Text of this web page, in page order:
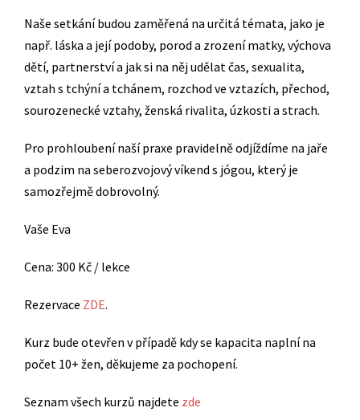
Naše setkání budou zaměřená na určitá témata, jako je
např. láska a její podoby, porod a zrození matky, výchova
dětí, partnerství a jak si na něj udělat čas, sexualita,
vztah s tchýní a tchánem, rozchod ve vztazích, přechod,
sourozenecké vztahy, ženská rivalita, úzkosti a strach.
Pro prohloubení naší praxe pravidelně odjíždíme na jaře
a podzim na seberozvojový víkend s jógou, který je
samozřejmě dobrovolný.
Vaše Eva
Cena: 300 Kč / lekce
Rezervace ZDE.
Kurz bude otevřen v případě kdy se kapacita naplní na
počet 10+ žen, děkujeme za pochopení.
Seznam všech kurzů najdete zde